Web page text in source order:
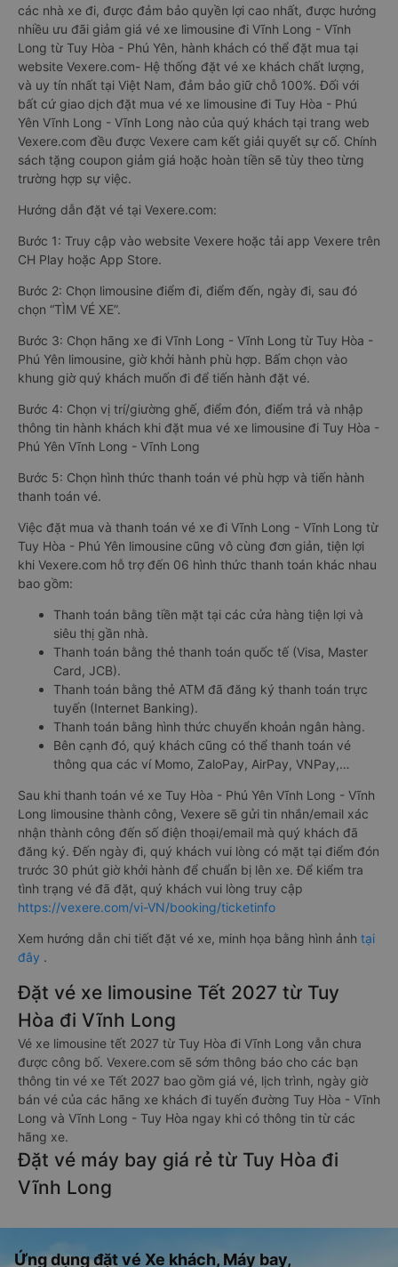
các nhà xe đi, được đảm bảo quyền lợi cao nhất, được hưởng
nhiều ưu đãi giảm giá vé xe limousine đi Vĩnh Long - Vĩnh
Long từ Tuy Hòa - Phú Yên, hành khách có thể đặt mua tại
website Vexere.com- Hệ thống đặt vé xe khách chất lượng,
và uy tín nhất tại Việt Nam, đảm bảo giữ chỗ 100%. Đối với
bất cứ giao dịch đặt mua vé xe limousine đi Tuy Hòa - Phú
Yên Vĩnh Long - Vĩnh Long nào của quý khách tại trang web
Vexere.com đều được Vexere cam kết giải quyết sự cố. Chính
sách tặng coupon giảm giá hoặc hoàn tiền sẽ tùy theo từng
trường hợp sự việc.
Hướng dẫn đặt vé tại Vexere.com:
Bước 1: Truy cập vào website Vexere hoặc tải app Vexere trên
CH Play hoặc App Store.
Bước 2: Chọn limousine điểm đi, điểm đến, ngày đi, sau đó
chọn “TÌM VÉ XE”.
Bước 3: Chọn hãng xe đi Vĩnh Long - Vĩnh Long từ Tuy Hòa -
Phú Yên limousine, giờ khởi hành phù hợp. Bấm chọn vào
khung giờ quý khách muốn đi để tiến hành đặt vé.
Bước 4: Chọn vị trí/giường ghế, điểm đón, điểm trả và nhập
thông tin hành khách khi đặt mua vé xe limousine đi Tuy Hòa -
Phú Yên Vĩnh Long - Vĩnh Long
Bước 5: Chọn hình thức thanh toán vé phù hợp và tiến hành
thanh toán vé.
Việc đặt mua và thanh toán vé xe đi Vĩnh Long - Vĩnh Long từ
Tuy Hòa - Phú Yên limousine cũng vô cùng đơn giản, tiện lợi
khi Vexere.com hỗ trợ đến 06 hình thức thanh toán khác nhau
bao gồm:
Thanh toán bằng tiền mặt tại các cửa hàng tiện lợi và
siêu thị gần nhà.
Thanh toán bằng thẻ thanh toán quốc tế (Visa, Master
Card, JCB).
Thanh toán bằng thẻ ATM đã đăng ký thanh toán trực
tuyến (Internet Banking).
Thanh toán bằng hình thức chuyển khoản ngân hàng.
Bên cạnh đó, quý khách cũng có thể thanh toán vé
thông qua các ví Momo, ZaloPay, AirPay, VNPay,…
Sau khi thanh toán vé xe Tuy Hòa - Phú Yên Vĩnh Long - Vĩnh
Long limousine thành công, Vexere sẽ gửi tin nhắn/email xác
nhận thành công đến số điện thoại/email mà quý khách đã
đăng ký. Đến ngày đi, quý khách vui lòng có mặt tại điểm đón
trước 30 phút giờ khởi hành để chuẩn bị lên xe. Để kiểm tra
tình trạng vé đã đặt, quý khách vui lòng truy cập
https://vexere.com/vi-VN/booking/ticketinfo
Xem hướng dẫn chi tiết đặt vé xe, minh họa bằng hình ảnh tại
đây .
Đặt vé xe limousine Tết 2027 từ Tuy
Hòa đi Vĩnh Long
Vé xe limousine tết 2027 từ Tuy Hòa đi Vĩnh Long vẫn chưa
được công bố. Vexere.com sẽ sớm thông báo cho các bạn
thông tin vé xe Tết 2027 bao gồm giá vé, lịch trình, ngày giờ
bán vé của các hãng xe khách đi tuyến đường Tuy Hòa - Vĩnh
Long và Vĩnh Long - Tuy Hòa ngay khi có thông tin từ các
hãng xe.
Đặt vé máy bay giá rẻ từ Tuy Hòa đi
Vĩnh Long
Ứng dụng đặt vé Xe khách, Máy bay,